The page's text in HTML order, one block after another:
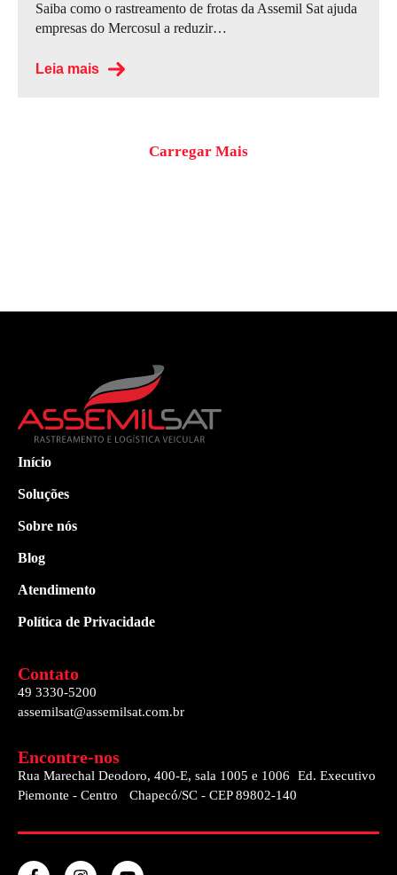
Saiba como o rastreamento de frotas da Assemil Sat ajuda
empresas do Mercosul a reduzir…
Leia mais
Carregar Mais
Início
Soluções
Sobre nós
Blog
Atendimento
Política de Privacidade
Contato
49 3330-5200
assemilsat@assemilsat.com.br
Encontre-nos
Rua Marechal Deodoro, 400-E, sala 1005 e 1006 Ed. Executivo
Piemonte - Centro Chapecó/SC - CEP 89802-140